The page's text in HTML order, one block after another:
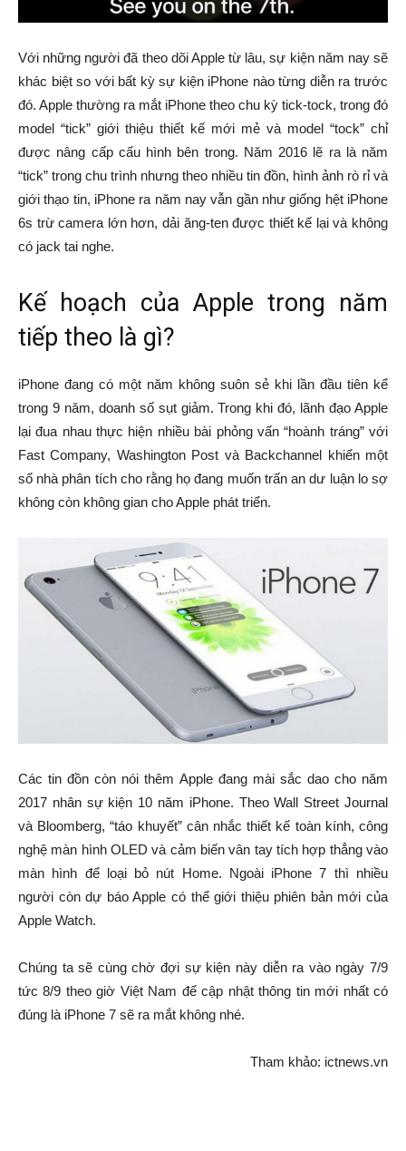
Với những người đã theo dõi Apple từ lâu, sự kiện năm nay sẽ
khác biệt so với bất kỳ sự kiện iPhone nào từng diễn ra trước
đó. Apple thường ra mắt iPhone theo chu kỳ tick-tock, trong đó
model “tick” giới thiệu thiết kế mới mẻ và model “tock” chỉ
được nâng cấp cấu hình bên trong. Năm 2016 lẽ ra là năm
“tick” trong chu trình nhưng theo nhiều tin đồn, hình ảnh rò rỉ và
giới thạo tin, iPhone ra năm nay vẫn gần như giống hệt iPhone
6s trừ camera lớn hơn, dải ăng-ten được thiết kế lại và không
có jack tai nghe.
Kế hoạch của Apple trong năm
tiếp theo là gì?
iPhone đang có một năm không suôn sẻ khi lần đầu tiên kể
trong 9 năm, doanh số sụt giảm. Trong khi đó, lãnh đạo Apple
lại đua nhau thực hiện nhiều bài phỏng vấn “hoành tráng” với
Fast Company, Washington Post và Backchannel khiến một
số nhà phân tích cho rằng họ đang muốn trấn an dư luận lo sợ
không còn không gian cho Apple phát triển.
Các tin đồn còn nói thêm Apple đang mài sắc dao cho năm
2017 nhân sự kiện 10 năm iPhone. Theo Wall Street Journal
và Bloomberg, “táo khuyết” cân nhắc thiết kế toàn kính, công
nghệ màn hình OLED và cảm biến vân tay tích hợp thẳng vào
màn hình để loại bỏ nút Home. Ngoài iPhone 7 thì nhiều
người còn dự báo Apple có thể giới thiệu phiên bản mới của
Apple Watch.
Chúng ta sẽ cùng chờ đợi sự kiện này diễn ra vào ngày 7/9
tức 8/9 theo giờ Việt Nam để cập nhật thông tin mới nhất có
đúng là iPhone 7 sẽ ra mắt không nhé.
Tham khảo: ictnews.vn